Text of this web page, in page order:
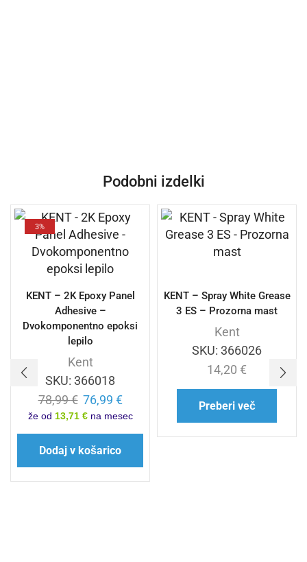
Podobni izdelki
3%
KENT – 2K Epoxy Panel
Adhesive –
Dvokomponentno epoksi
lepilo
Kent
SKU: 366018
78,99€ 76,99 €
že od 13,71 €na mesec
Dodaj v košarico
KENT – Spray White Grease
3 ES – Prozorna mast
Kent
SKU: 366026
14,20 €
Preberi več